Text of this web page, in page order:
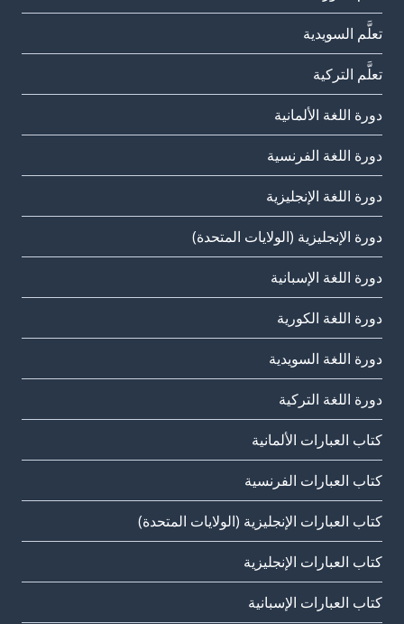
تعلَّم السويدية
تعلَّم التركية
دورة اللغة الألمانية
دورة اللغة الفرنسية
دورة اللغة الإنجليزية
دورة الإنجليزية (الولايات المتحدة)
دورة اللغة الإسبانية
دورة اللغة الكورية
دورة اللغة السويدية
دورة اللغة التركية
كتاب العبارات الألمانية
كتاب العبارات الفرنسية
كتاب العبارات الإنجليزية (الولايات المتحدة)
كتاب العبارات الإنجليزية
كتاب العبارات الإسبانية